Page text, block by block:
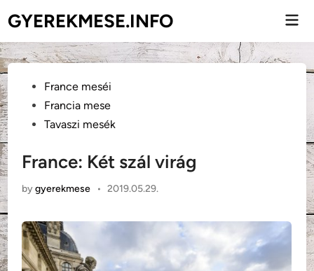
to
content
GYEREKMESE.INFO
PostedFrance meséi
Francia mese
Tavaszi mesék
France: Két szál virág
bygyerekmese • 2019.05.29.